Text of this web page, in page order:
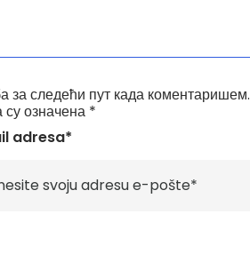
означена *
adresa*
за следећи пут када коментаришем.